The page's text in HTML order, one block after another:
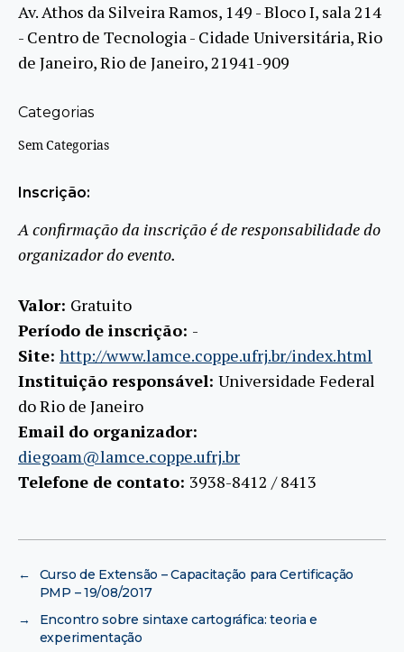
Av. Athos da Silveira Ramos, 149 - Bloco I, sala 214
- Centro de Tecnologia - Cidade Universitária, Rio
de Janeiro, Rio de Janeiro, 21941-909
Categorias
Sem Categorias
Inscrição:
A confirmação da inscrição é de responsabilidade do
organizador do evento.
Valor: Gratuito
Período de inscrição: -
Site: http://www.lamce.coppe.ufrj.br/index.html
Instituição responsável: Universidade Federal
do Rio de Janeiro
Email do organizador:
diegoam@lamce.coppe.ufrj.br
Telefone de contato: 3938-8412 / 8413
←
Curso de Extensão – Capacitação para Certificação
PMP – 19/08/2017
→
Encontro sobre sintaxe cartográfica: teoria e
experimentação